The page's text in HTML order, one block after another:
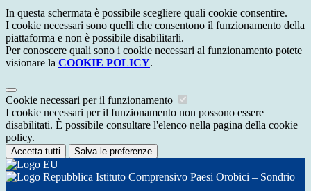
In questa schermata è possibile scegliere quali cookie consentire.
I cookie necessari sono quelli che consentono il funzionamento della
piattaforma e non è possibile disabilitarli.
Per conoscere quali sono i cookie necessari al funzionamento potete
visionare la COOKIE POLICY.
Cookie necessari per il funzionamento
I cookie necessari per il funzionamento non possono essere
disabilitati. È possibile consultare l'elenco nella pagina della cookie
policy.
Accetta tutti Salva le preferenze
Istituto Comprensivo Paesi Orobici – Sondrio